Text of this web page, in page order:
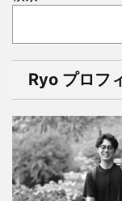
Ryo プロフ